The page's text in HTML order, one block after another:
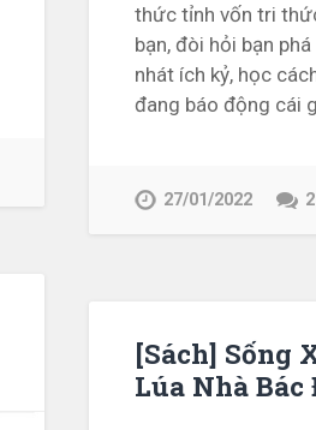
thức tỉnh vốn tri
bạn, đòi hỏi bạn
nhát ích kỷ, học
đang báo động cái
27/01/2022 2
[Sách] Sống
Lúa Nhà